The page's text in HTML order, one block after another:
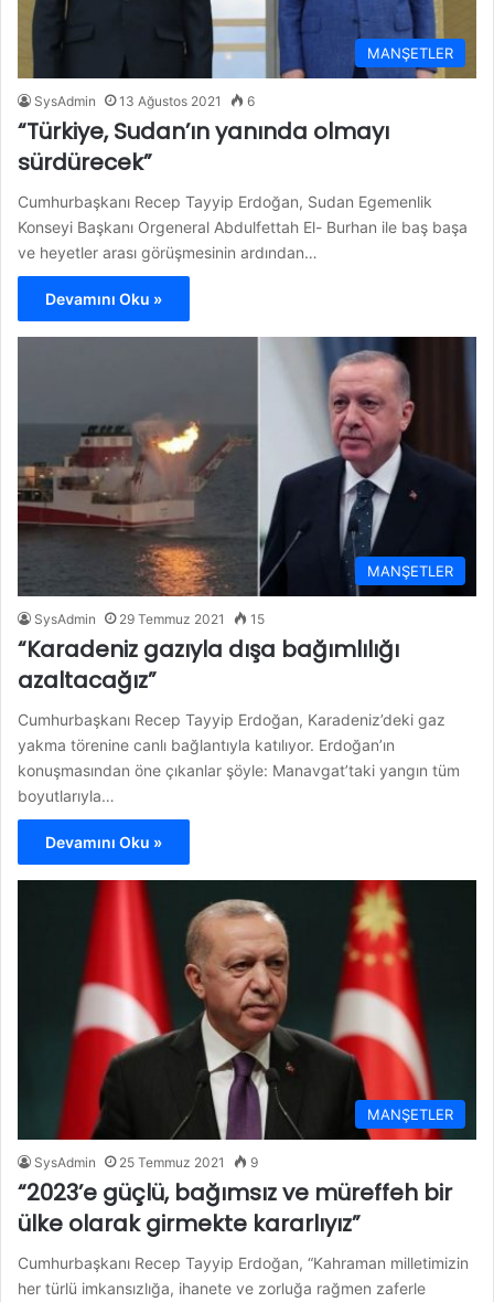
MANŞETLER
SysAdmin 13 Ağustos 2021 6
“Türkiye, Sudan’ın yanında olmayı
sürdürecek”
Cumhurbaşkanı Recep Tayyip Erdoğan, Sudan Egemenlik
Konseyi Başkanı Orgeneral Abdulfettah El- Burhan ile baş başa
ve heyetler arası görüşmesinin ardından…
Devamını Oku »
MANŞETLER
SysAdmin 29 Temmuz 2021 15
“Karadeniz gazıyla dışa bağımlılığı
azaltacağız”
Cumhurbaşkanı Recep Tayyip Erdoğan, Karadeniz’deki gaz
yakma törenine canlı bağlantıyla katılıyor. Erdoğan’ın
konuşmasından öne çıkanlar şöyle: Manavgat’taki yangın tüm
boyutlarıyla…
Devamını Oku »
MANŞETLER
SysAdmin 25 Temmuz 2021 9
“2023’e güçlü, bağımsız ve müreffeh bir
ülke olarak girmekte kararlıyız”
Cumhurbaşkanı Recep Tayyip Erdoğan, “Kahraman milletimizin
her türlü imkansızlığa, ihanete ve zorluğa rağmen zaferle